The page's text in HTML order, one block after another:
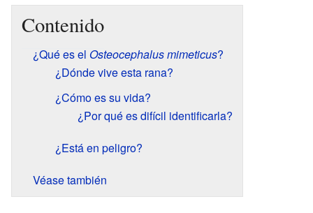
Contenido
¿Qué es el Osteocephalus mimeticus?
¿Dónde vive esta rana?
¿Cómo es su vida?
¿Por qué es difícil identificarla?
¿Está en peligro?
Véase también